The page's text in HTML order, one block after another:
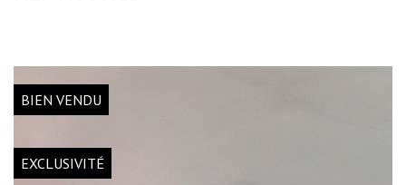
BIEN VENDU
EXCLUSIVITÉ